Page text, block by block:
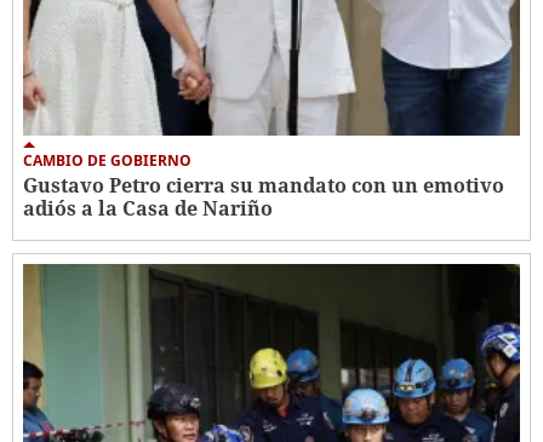
CAMBIO DE GOBIERNO
Gustavo Petro cierra su mandato con un emotivo
adiós a la Casa de Nariño